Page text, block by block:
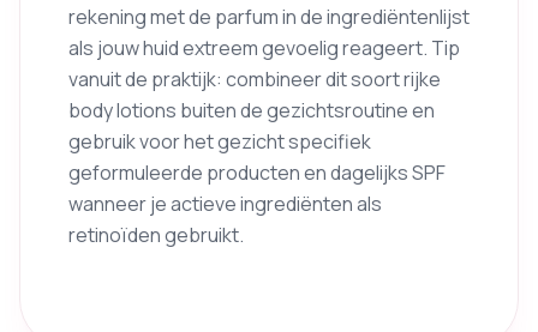
rekening met de parfum in de ingrediëntenlijst
als jouw huid extreem gevoelig reageert. Tip
vanuit de praktijk: combineer dit soort rijke
body lotions buiten de gezichtsroutine en
gebruik voor het gezicht specifiek
geformuleerde producten en dagelijks SPF
wanneer je actieve ingrediënten als
retinoïden gebruikt.